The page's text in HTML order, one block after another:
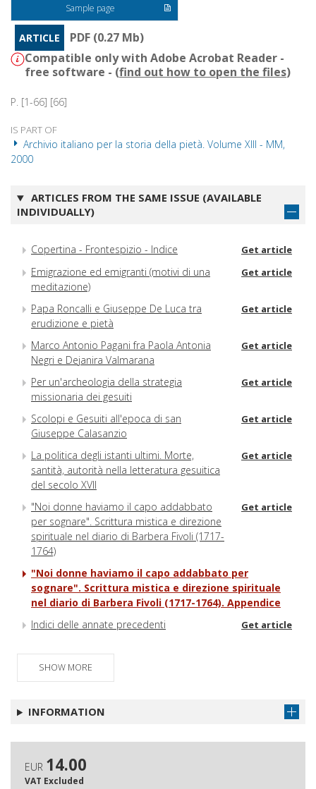
Sample page
ARTICLE
PDF (0.27 Mb)
Compatible only with Adobe Acrobat Reader -
free software - (find out how to open the files)
P. [1-66] [66]
IS PART OF
Archivio italiano per la storia della pietà. Volume XIII - MM,
2000
ARTICLES FROM THE SAME ISSUE (AVAILABLE
INDIVIDUALLY)
Copertina - Frontespizio - Indice Get article
Emigrazione ed emigranti (motivi di una
meditazione)
Get article
Papa Roncalli e Giuseppe De Luca tra
erudizione e pietà
Get article
Marco Antonio Pagani fra Paola Antonia
Negri e Dejanira Valmarana
Get article
Per un'archeologia della strategia
missionaria dei gesuiti
Get article
Scolopi e Gesuiti all'epoca di san
Giuseppe Calasanzio
Get article
La politica degli istanti ultimi. Morte,
santità, autorità nella letteratura gesuitica
del secolo XVII
Get article
"Noi donne haviamo il capo addabbato
per sognare". Scrittura mistica e direzione
spirituale nel diario di Barbera Fivoli (1717-
1764)
Get article
"Noi donne haviamo il capo addabbato per
sognare". Scrittura mistica e direzione spirituale
nel diario di Barbera Fivoli (1717-1764). Appendice
Indici delle annate precedenti
Get article
SHOW MORE
INFORMATION
EUR 14.00
VAT Excluded